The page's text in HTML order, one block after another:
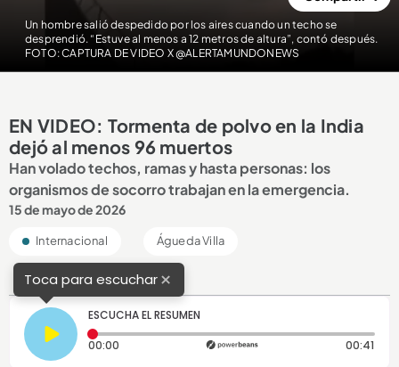
Un hombre salió despedido por los aires cuando un techo se
desprendió. “Estuve al menos a 12 metros de altura”, contó después.
FOTO: CAPTURA DE VIDEO X @ALERTAMUNDONEWS
EN VIDEO: Tormenta de polvo en la India
dejó al menos 96 muertos
Han volado techos, ramas y hasta personas: los
organismos de socorro trabajan en la emergencia.
15 de mayo de 2026
Internacional Águeda Villa
Toca para escuchar×
ESCUCHA EL RESUMEN
00:00 Tiempo transcurrido: 0 segundos 00:41